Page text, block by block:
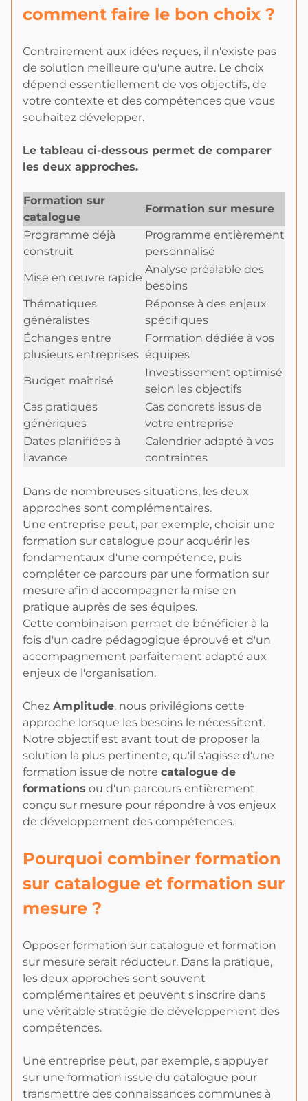
comment faire le bon choix ?
Contrairement aux idées reçues, il n'existe pas
de solution meilleure qu'une autre. Le choix
dépend essentiellement de vos objectifs, de
votre contexte et des compétences que vous
souhaitez développer.
Le tableau ci-dessous permet de comparer
les deux approches.
Formation sur
catalogue
Formation sur mesure
Programme déjà
construit
Programme entièrement
personnalisé
Mise en œuvre rapide
Analyse préalable des
besoins
Thématiques
généralistes
Réponse à des enjeux
spécifiques
Échanges entre
plusieurs entreprises
Formation dédiée à vos
équipes
Budget maîtrisé
Investissement optimisé
selon les objectifs
Cas pratiques
génériques
Cas concrets issus de
votre entreprise
Dates planifiées à
l'avance
Calendrier adapté à vos
contraintes
Dans de nombreuses situations, les deux
approches sont complémentaires.
Une entreprise peut, par exemple, choisir une
formation sur catalogue pour acquérir les
fondamentaux d'une compétence, puis
compléter ce parcours par une formation sur
mesure afin d'accompagner la mise en
pratique auprès de ses équipes.
Cette combinaison permet de bénéficier à la
fois d'un cadre pédagogique éprouvé et d'un
accompagnement parfaitement adapté aux
enjeux de l'organisation.
Chez Amplitude, nous privilégions cette
approche lorsque les besoins le nécessitent.
Notre objectif est avant tout de proposer la
solution la plus pertinente, qu'il s'agisse d'une
formation issue de notre catalogue de
formations ou d'un parcours entièrement
conçu sur mesure pour répondre à vos enjeux
de développement des compétences.
Pourquoi combiner formation
sur catalogue et formation sur
mesure ?
Opposer formation sur catalogue et formation
sur mesure serait réducteur. Dans la pratique,
les deux approches sont souvent
complémentaires et peuvent s'inscrire dans
une véritable stratégie de développement des
compétences.
Une entreprise peut, par exemple, s'appuyer
sur une formation issue du catalogue pour
transmettre des connaissances communes à